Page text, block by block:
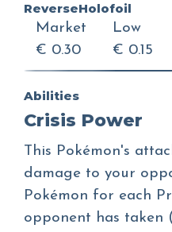
ReverseHolofoil
Market
€ 0.30
Low
€ 0.15
Abilities
Crisis Power
This Pokémon's
damage to your
Pokémon for each
opponent has taken